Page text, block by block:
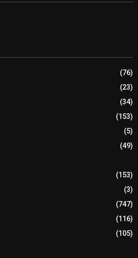
(76)
(23)
(34)
(153)
(5)
(49)
(153)
(3)
(747)
(116)
(105)